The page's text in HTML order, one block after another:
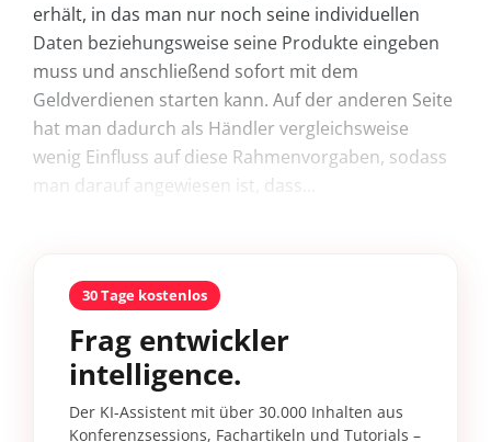
erhält, in das man nur noch seine individuellen
Daten beziehungsweise seine Produkte eingeben
muss und anschließend sofort mit dem
Geldverdienen starten kann. Auf der anderen Seite
hat man dadurch als Händler vergleichsweise
wenig Einfluss auf diese Rahmenvorgaben, sodass
man darauf angewiesen ist, dass...
30 Tage kostenlos
Frag entwickler
intelligence.
Der KI-Assistent mit über 30.000 Inhalten aus
Konferenzsessions, Fachartikeln und Tutorials –